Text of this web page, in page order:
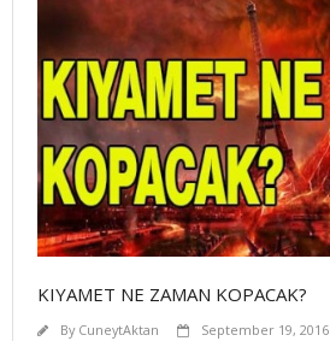
KIYAMET NE ZAMAN KOPACAK?
By CuneytAktan September 19, 2016